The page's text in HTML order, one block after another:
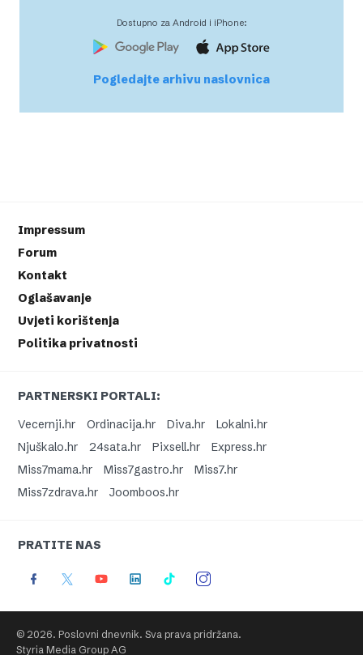
Dostupno za Android i iPhone:
Pogledajte arhivu naslovnica
Impressum
Forum
Kontakt
Oglašavanje
Uvjeti korištenja
Politika privatnosti
PARTNERSKI PORTALI:
Vecernji.hr
Ordinacija.hr Diva.hr
Lokalni.hr
Njuškalo.hr
24sata.hr Pixsell.hr
Express.hr
Miss7mama.hr
Miss7gastro.hr
Miss7.hr
Miss7zdrava.hr
Joomboos.hr
PRATITE NAS
© 2026. Poslovni dnevnik. Sva prava pridržana.
Styria Media Group AG